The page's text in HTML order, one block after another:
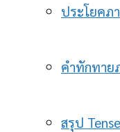
ประโยคภ
คำทักทาย
สรุป